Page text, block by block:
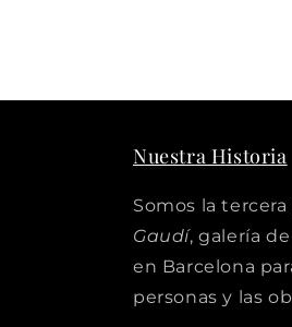
Nuestra Historia
Somos la
Gaudí, galería
en Barcelona
personas y las